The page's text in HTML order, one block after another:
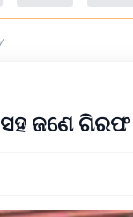
ଜଣେ ଗିରଫ